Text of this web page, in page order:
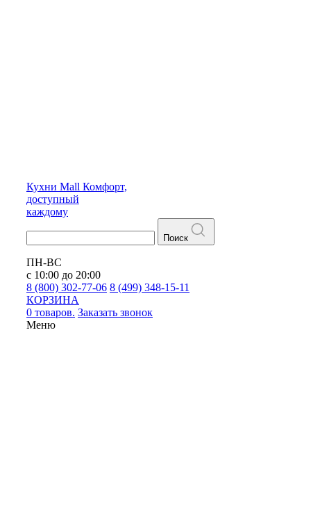
Кухни Mall Комфорт,
доступный
каждому
Поиск
ПН-ВС
с 10:00 до 20:00
8 (800) 302-77-06 8 (499) 348-15-11
КОРЗИНА
0 товаров. Заказать звонок
Меню